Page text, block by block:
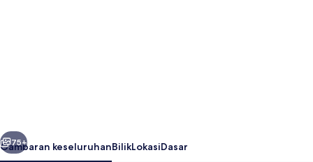
Seterusnya
75+
Gambaran keseluruhanBilikLokasiDasar